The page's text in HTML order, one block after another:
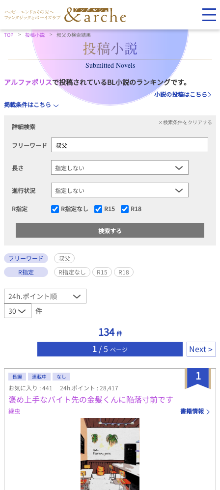
TOP 投稿小説 叔父の検索結果
Submitted Novels
アルファポリスで投稿されているBL小説のランキングです。
小説の投稿はこちら
掲載条件はこちら
詳細検索
×検索条件をクリアする
フリーワード
長さ
進行状況
R指定 R指定なし R15 R18
フリーワード
叔父
R指定
R指定なし R15 R18
件
134 件
1 / 5 ページ Next
1
長編 連載中 なし
お気に入り : 441 24h.ポイント : 28,417
褒め上手なバイト先の金髪くんに陥落寸前です
緑虫 書籍情報